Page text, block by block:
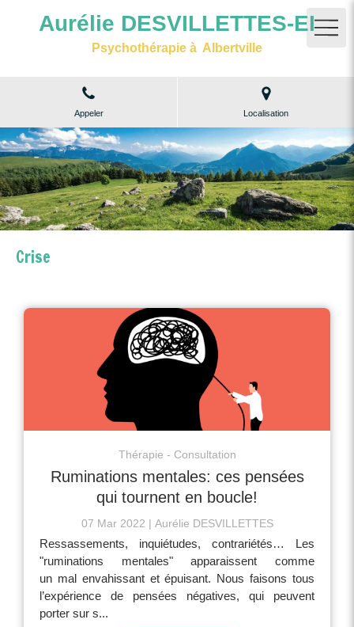
Aurélie DESVILLETTES-EI
Psychothérapie à Albertville
Appeler Localisation
Crise
Thérapie - Consultation
Ruminations mentales: ces pensées
qui tournent en boucle!
07 Mar 2022 Aurélie DESVILLETTES
Ressassements, inquiétudes, contrariétés… Les
"ruminations mentales" apparaissent comme
un mal envahissant et épuisant. Nous faisons tous
l’expérience de pensées négatives, qui peuvent
porter sur s...